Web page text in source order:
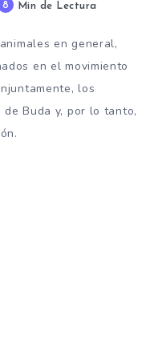
8 Min de Lectura
en general,
en el movimiento
los
Buda y, por lo tanto,